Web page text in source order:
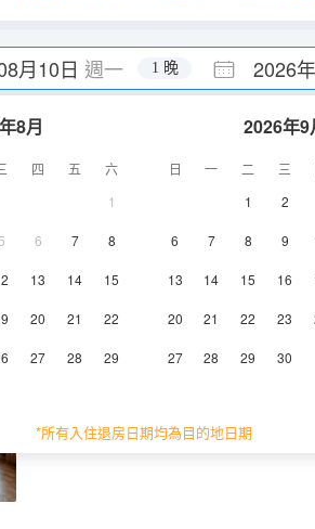
月10日 週一 2026
1 晚
8月
四 五
六
1
5 6 7 8
13 14 15
20 21 22
27 28 29
2026年9
日 一 二 三
1
2
6 7 8 9
13 14 15 16
20 21 22 23
27 28 29 30
*所有入住退房日期均為目的地日期
電視機
雅緻大床房
25㎡ 2-3層 淋浴